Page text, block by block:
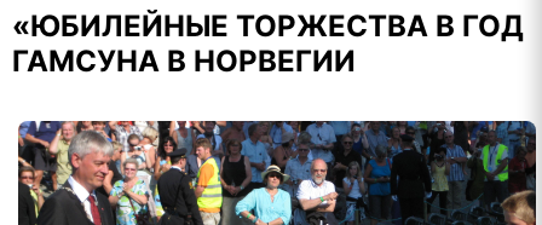
«ЮБИЛЕЙНЫЕ ТОРЖЕСТВА В ГОД
ГАМСУНА В НОРВЕГИИ